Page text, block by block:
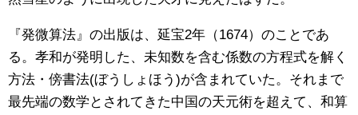
『発微算法』の出版は、延宝2年（1674）のことであ
る。孝和が発明した、未知数を含む係数の方程式を解く
方法・傍書法(ぼうしょほう)が含まれていた。それまで
最先端の数学とされてきた中国の天元術を超えて、和算